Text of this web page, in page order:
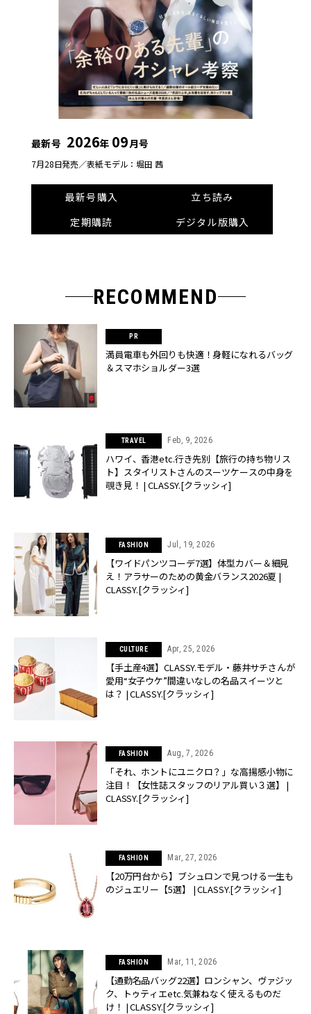
最新号 2026年 09月号
7月28日発売／表紙モデル：堀田 茜
最新号購入
立ち読み
定期購読
デジタル版購入
RECOMMEND
満員電車も外回りも快適！身軽になれるバッグ
＆スマホショルダー3選
TRAVEL Feb, 9, 2026
ハワイ、香港etc.行き先別【旅行の持ち物リス
ト】スタイリストさんのスーツケースの中身を
覗き見！ | CLASSY.[クラッシィ]
FASHION Jul, 19, 2026
【ワイドパンツコーデ7選】体型カバー＆細見
え！アラサーのための黄金バランス2026夏 |
CLASSY.[クラッシィ]
CULTURE Apr, 25, 2026
【手土産4選】CLASSY.モデル・藤井サチさんが
愛用“女子ウケ”間違いなしの名品スイーツと
は？ | CLASSY.[クラッシィ]
FASHION Aug, 7, 2026
「それ、ホントにユニクロ？」な高揚感小物に
注目！【女性誌スタッフのリアル買い３選】 |
CLASSY.[クラッシィ]
FASHION Mar, 27, 2026
【20万円台から】ブシュロンで見つける一生も
のジュエリー【5選】 | CLASSY.[クラッシィ]
FASHION Mar, 11, 2026
【通勤名品バッグ22選】ロンシャン、ヴァジッ
ク、トゥティエetc.気兼ねなく使えるものだ
け！ | CLASSY.[クラッシィ]